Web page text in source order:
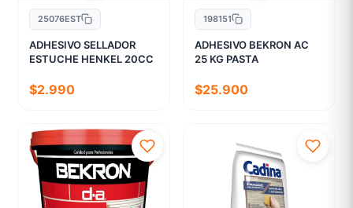
25076EST
ADHESIVO SELLADOR
ESTUCHE HENKEL 20CC
$2.990
198151
ADHESIVO BEKRON AC
25 KG PASTA
$25.900